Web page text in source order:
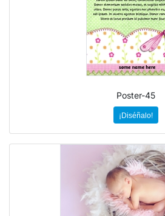
Poster-45
¡Diséñalo!